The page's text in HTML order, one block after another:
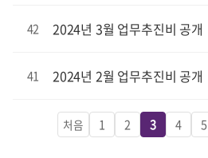
42 2024년 3월 업무추진비 공개
41 2024년 2월 업무추진비 공개
처음 1 2 3 4 5